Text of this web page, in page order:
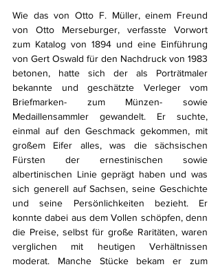
Wie das von Otto F. Müller, einem Freund
von Otto Merseburger, verfasste Vorwort
zum Katalog von 1894 und eine Einführung
von Gert Oswald für den Nachdruck von 1983
betonen, hatte sich der als Porträtmaler
bekannte und geschätzte Verleger vom
Briefmarken- zum Münzen- sowie
Medaillensammler gewandelt. Er suchte,
einmal auf den Geschmack gekommen, mit
großem Eifer alles, was die sächsischen
Fürsten der ernestinischen sowie
albertinischen Linie geprägt haben und was
sich generell auf Sachsen, seine Geschichte
und seine Persönlichkeiten bezieht. Er
konnte dabei aus dem Vollen schöpfen, denn
die Preise, selbst für große Raritäten, waren
verglichen mit heutigen Verhältnissen
moderat. Manche Stücke bekam er zum